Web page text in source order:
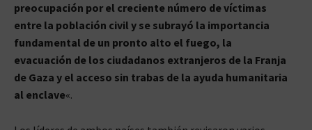
preocupación por el creciente número de víctimas
entre la población civil y se subrayó la importancia
fundamental de un pronto alto el fuego, la
evacuación de los ciudadanos extranjeros de la Franja
de Gaza y el acceso sin trabas de la ayuda humanitaria
al enclave«.